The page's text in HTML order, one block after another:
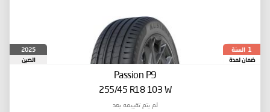
1 السنة
ضمان لمدة
2025
الصين
Passion P9
255/45 R18 103 W
لم يتم تقييمه بعد